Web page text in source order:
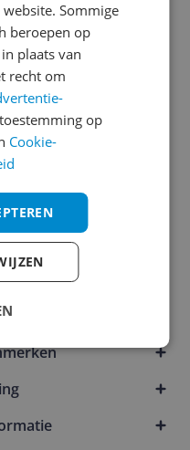
Inhoud
en gebruik
Sommige
beroepen op
plaats van
recht om
op
Cookie-